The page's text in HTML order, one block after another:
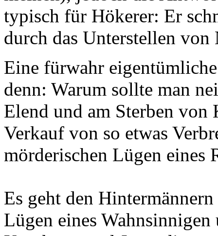
typisch für Hökerer: Er
durch das Unterstellen von
Eine fürwahr
denn: Warum sollte man
Elend und am Sterben
Verkauf von so etwas
mörderischen Lügen eines
Es geht den
Lügen eines